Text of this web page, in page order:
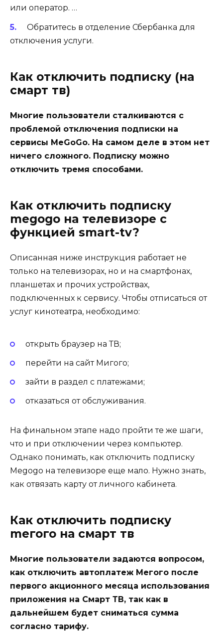
или оператор. …
Обратитесь в отделение Сбербанка для
отключения услуги.
Как отключить подписку (на
смарт тв)
Многие пользователи сталкиваются с
проблемой отключения подписки на
сервисы MeGoGo. На самом деле в этом нет
ничего сложного. Подписку можно
отключить тремя способами.
Как отключить подписку
megogo на телевизоре с
функцией smart-tv?
Описанная ниже инструкция работает не
только на телевизорах, но и на смартфонах,
планшетах и прочих устройствах,
подключенных к сервису. Чтобы отписаться от
услуг кинотеатра, необходимо:
открыть браузер на ТВ;
перейти на сайт Мигого;
зайти в раздел с платежами;
отказаться от обслуживания.
На финальном этапе надо пройти те же шаги,
что и при отключении через компьютер.
Однако понимать, как отключить подписку
Megogo на телевизоре еще мало. Нужно знать,
как отвязать карту от личного кабинета.
Как отключить подписку
mегого на смарт тв
Многие пользователи задаются вопросом,
как отключить автоплатеж Мегого после
первого акционного месяца использования
приложения на Смарт ТВ, так как в
дальнейшем будет сниматься сумма
согласно тарифу.